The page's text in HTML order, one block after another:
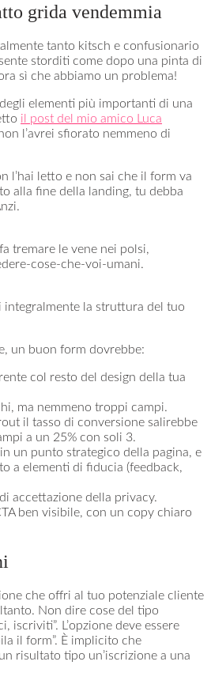
grida vendemmia
tanto kitsch e confusionario
storditi come dopo una pinta di
sì che abbiamo un problema!
elementi più importanti di una
il post del mio amico Luca
l’avrei sfiorato nemmeno di
l’hai letto e non sai che il form va
alla fine della landing, tu debba
tremare le vene nei polsi,
cose-che-voi-umani.
integralmente la struttura del tuo
un buon form dovrebbe:
col resto del design della tua
ma nemmeno troppi campi.
il tasso di conversione salirebbe
a un 25% con soli 3.
un punto strategico della pagina, e
a elementi di fiducia (feedback,
accettazione della privacy.
ben visibile, con un copy chiaro
che offri al tuo potenziale cliente
Non dire cose del tipo
iscriviti”. L’opzione deve essere
il form”. È implicito che
risultato tipo un’iscrizione a una